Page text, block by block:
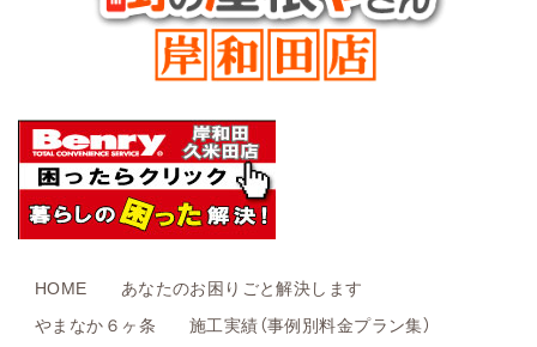
HOME
あなたのお困りごと解決します
やまなか６ヶ条
施工実績（事例別料金プラン集）